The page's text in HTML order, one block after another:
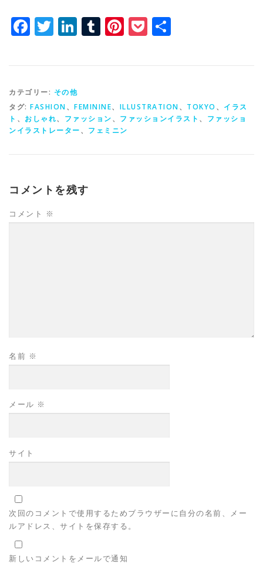
Facebook
Twitter
LinkedIn
Tumblr
Pinterest
Pocket
カテゴリー: その他
タグ: FASHION、 FEMININE、 ILLUSTRATION、 TOKYO 、 イラス
ト 、 おしゃれ、 ファッション、 ファッションイラスト 、 ファッショ
ンイラストレーター、 フェミニン
コメントを残す
コメント ※
名前 ※
メール ※
サイト
次回のコメントで使用するためブラウザーに自分の名前、メー
ルアドレス、サイトを保存する。
新しいコメントをメールで通知